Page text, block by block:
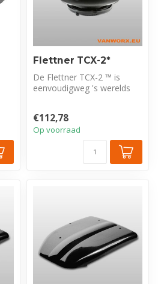
Flettner TCX-2*
De Flettner TCX-2 ™ is
eenvoudigweg 's werelds
€112,78
Op voorraad